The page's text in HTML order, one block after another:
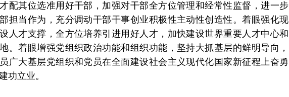
配其位选准用好干部，加强对干部全方位管理和经常性监督，进一步
担当作为，充分调动干部干事创业积极性主动性创造性。着眼强化现
人才支撑，全方位培养引进用好人才，加快建设世界重要人才中心和
。着眼增强党组织政治功能和组织功能，坚持大抓基层的鲜明导向，
广大基层党组织和党员在全面建设社会主义现代化国家新征程上奋勇
功立业。